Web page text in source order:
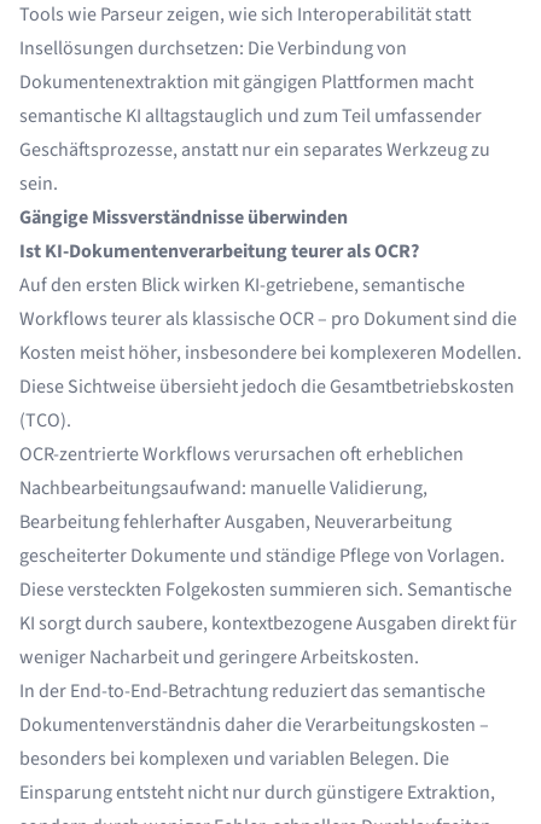
Tools wie Parseur zeigen, wie sich Interoperabilität statt
Insellösungen durchsetzen: Die Verbindung von
Dokumentenextraktion mit gängigen Plattformen macht
semantische KI alltagstauglich und zum Teil umfassender
Geschäftsprozesse, anstatt nur ein separates Werkzeug zu
sein.
Gängige Missverständnisse überwinden
Ist KI-Dokumentenverarbeitung teurer als OCR?
Auf den ersten Blick wirken KI-getriebene, semantische
Workflows teurer als klassische OCR – pro Dokument sind die
Kosten meist höher, insbesondere bei komplexeren Modellen.
Diese Sichtweise übersieht jedoch die Gesamtbetriebskosten
(TCO).
OCR-zentrierte Workflows verursachen oft erheblichen
Nachbearbeitungsaufwand: manuelle Validierung,
Bearbeitung fehlerhafter Ausgaben, Neuverarbeitung
gescheiterter Dokumente und ständige Pflege von Vorlagen.
Diese versteckten Folgekosten summieren sich. Semantische
KI sorgt durch saubere, kontextbezogene Ausgaben direkt für
weniger Nacharbeit und geringere Arbeitskosten.
In der End-to-End-Betrachtung reduziert das semantische
Dokumentenverständnis daher die Verarbeitungskosten –
besonders bei komplexen und variablen Belegen. Die
Einsparung entsteht nicht nur durch günstigere Extraktion,